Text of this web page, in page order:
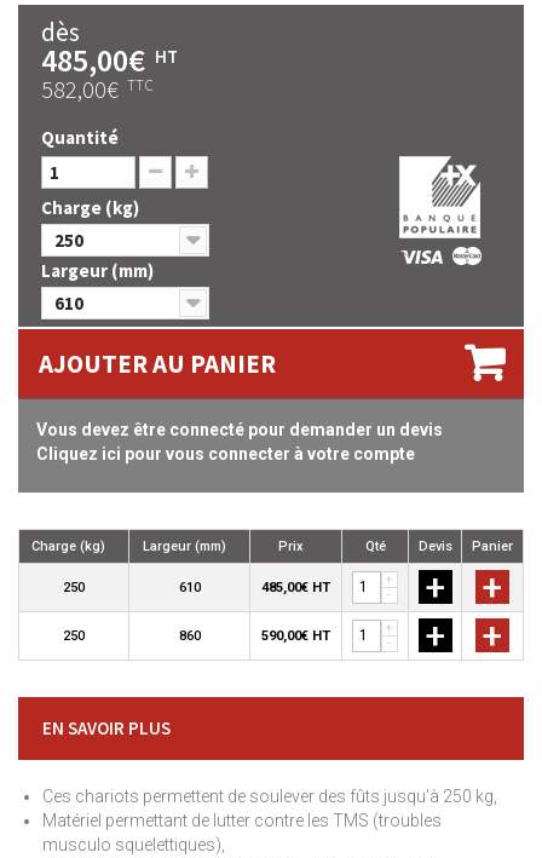
dès
485,00€ HT
582,00€ TTC
Quantité
Charge (kg)
250
Largeur (mm)
610
AJOUTER AU PANIER
Vous devez être connecté pour demander un devis
Cliquez ici pour vous connecter à votre compte
Charge (kg) Largeur (mm) Prix Qté Devis Panier
250 610 485,00€ HT
+
-
+ +
250 860 590,00€ HT
+
-
+ +
EN SAVOIR PLUS
Ces chariots permettent de soulever des fûts jusqu'à 250 kg,
Matériel permettant de lutter contre les TMS (troubles
musculo squelettiques),